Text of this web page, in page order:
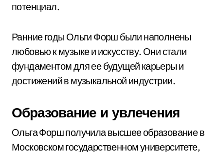
потенциал.
Ранние годы Ольги Форш были наполнены
любовью к музыке и искусству. Они стали
фундаментом для ее будущей карьеры и
достижений в музыкальной индустрии.
Образование и увлечения
Ольга Форш получила высшее образование в
Московском государственном университете,